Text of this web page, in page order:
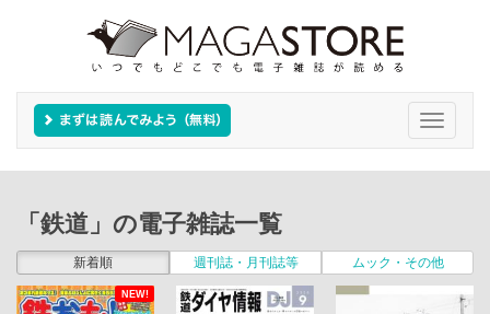
Toggle
「鉄道」の電子雑誌一覧
新着順 週刊誌・月刊誌等 ムック・その他
NEW!